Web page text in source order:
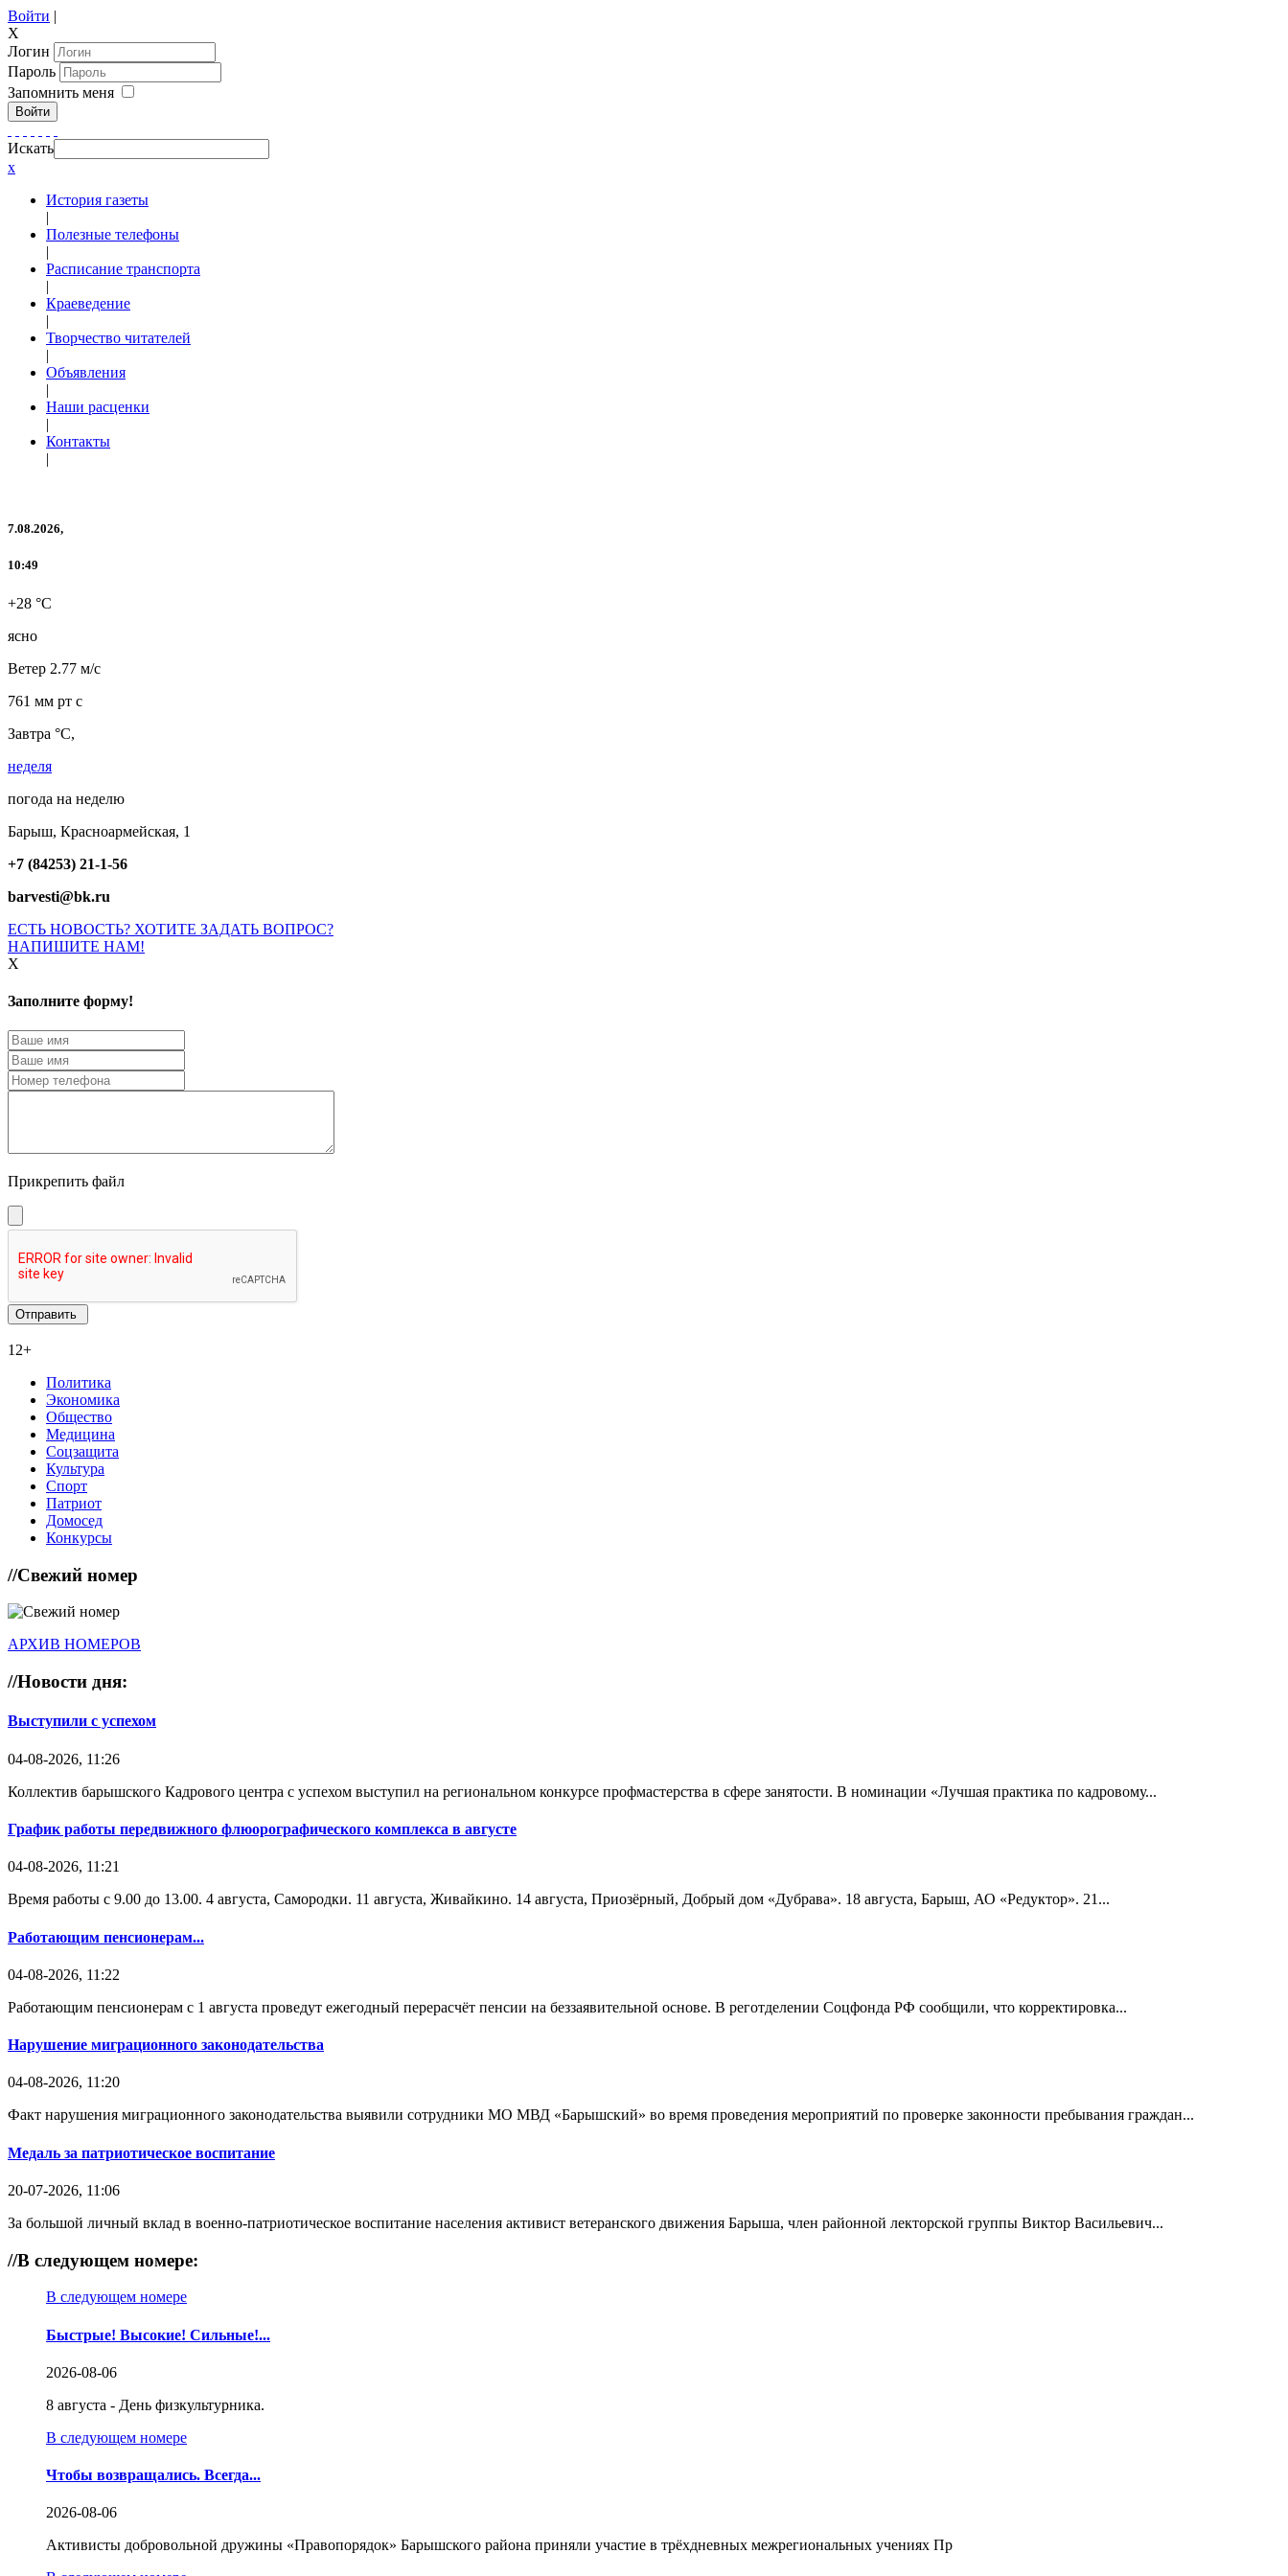
Войти |
X
Логин
Пароль
Запомнить меня
Войти
Искать
x
История газеты
|
Полезные телефоны
|
Расписание транспорта
|
Краеведение
|
Творчество читателей
|
Объявления
|
Наши расценки
|
Контакты
|
7.08.2026,
10:49
+28 °C
ясно
Ветер 2.77 м/с
761 мм рт с
Завтра °C,
неделя
погода на неделю
Барыш, Красноармейская, 1
+7 (84253) 21-1-56
barvesti@bk.ru
ЕСТЬ НОВОСТЬ? ХОТИТЕ ЗАДАТЬ ВОПРОС?
НАПИШИТЕ НАМ!
X
Заполните форму!
Прикрепить файл
12+
Политика
Экономика
Общество
Медицина
Соцзащита
Культура
Спорт
Патриот
Домосед
Конкурсы
//Свежий номер
АРХИВ НОМЕРОВ
//Новости дня:
Выступили с успехом
04-08-2026, 11:26
Коллектив барышского Кадрового центра с успехом выступил на региональном конкурсе профмастерства в сфере занятости. В номинации «Лучшая практика по кадровому...
График работы передвижного флюорографического комплекса в августе
04-08-2026, 11:21
Время работы с 9.00 до 13.00. 4 августа, Самородки. 11 августа, Живайкино. 14 августа, Приозёрный, Добрый дом «Дубрава». 18 августа, Барыш, АО «Редуктор». 21...
Работающим пенсионерам...
04-08-2026, 11:22
Работающим пенсионерам с 1 августа проведут ежегодный перерасчёт пенсии на беззаявительной основе. В реготделении Соцфонда РФ сообщили, что корректировка...
Нарушение миграционного законодательства
04-08-2026, 11:20
Факт нарушения миграционного законодательства выявили сотрудники МО МВД «Барышский» во время проведения мероприятий по проверке законности пребывания граждан...
Медаль за патриотическое воспитание
20-07-2026, 11:06
За большой личный вклад в военно-патриотическое воспитание населения активист ветеранского движения Барыша, член районной лекторской группы Виктор Васильевич...
//В следующем номере:
В следующем номере
Быстрые! Высокие! Сильные!...
2026-08-06
8 августа - День физкультурника.
В следующем номере
Чтобы возвращались. Всегда...
2026-08-06
Активисты добровольной дружины «Правопорядок» Барышского района приняли участие в трёхдневных межрегиональных учениях Пр